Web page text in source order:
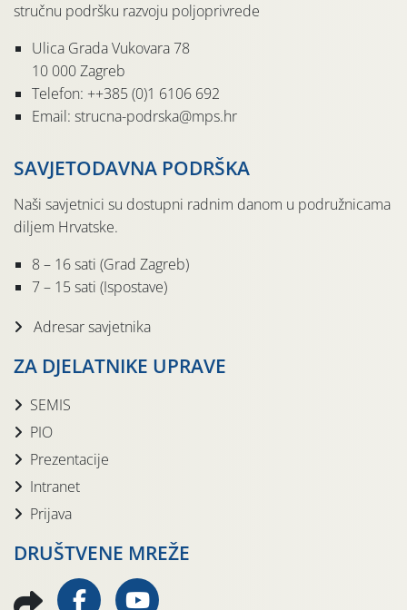
stručnu podršku razvoju poljoprivrede
Ulica Grada Vukovara 78
10 000 Zagreb
Telefon: ++385 (0)1 6106 692
Email: strucna-podrska@mps.hr
SAVJETODAVNA PODRŠKA
Naši savjetnici su dostupni radnim danom u podružnicama
diljem Hrvatske.
8 – 16 sati (Grad Zagreb)
7 – 15 sati (Ispostave)
Adresar savjetnika
ZA DJELATNIKE UPRAVE
SEMIS
PIO
Prezentacije
Intranet
Prijava
DRUŠTVENE MREŽE